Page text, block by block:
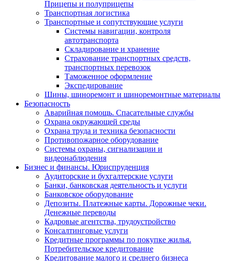
Прицепы и полуприцепы
Транспортная логистика
Транспортные и сопутствующие услуги
Системы навигации, контроля
автотранспорта
Складирование и хранение
Страхование транспортных средств,
транспортных перевозок
Таможенное оформление
Экспедирование
Шины, шиноремонт и шиноремонтные материалы
Безопасность
Аварийная помощь. Спасательные службы
Охрана окружающей среды
Охрана труда и техника безопасности
Противопожарное оборудование
Системы охраны, сигнализации и
видеонаблюдения
Бизнес и финансы. Юриспруденция
Аудиторские и бухгалтерские услуги
Банки, банковская деятельность и услуги
Банковское оборудование
Депозиты. Платежные карты. Дорожные чеки.
Денежные переводы
Кадровые агентства, трудоустройство
Консалтинговые услуги
Кредитные программы по покупке жилья.
Потребительское кредитование
Кредитование малого и среднего бизнеса